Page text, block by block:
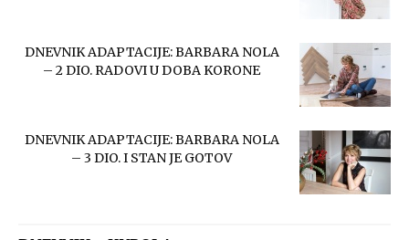
DNEVNIK ADAPTACIJE: BARBARA NOLA
– 2 DIO. RADOVI U DOBA KORONE
DNEVNIK ADAPTACIJE: BARBARA NOLA
– 3 DIO. I STAN JE GOTOV